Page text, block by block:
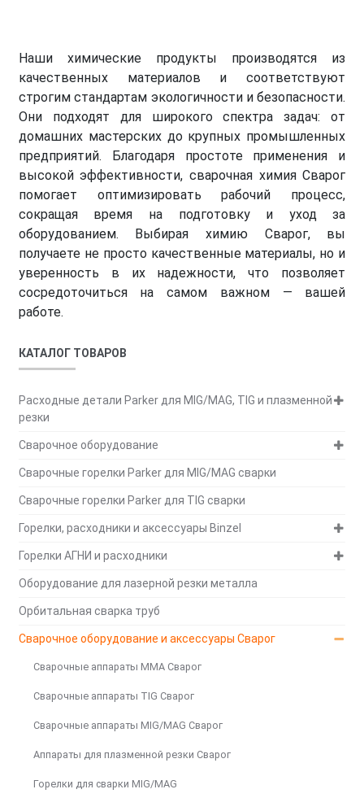
Наши химические продукты производятся из
качественных материалов и соответствуют
строгим стандартам экологичности и безопасности.
Они подходят для широкого спектра задач: от
домашних мастерских до крупных промышленных
предприятий. Благодаря простоте применения и
высокой эффективности, сварочная химия Сварог
помогает оптимизировать рабочий процесс,
сокращая время на подготовку и уход за
оборудованием. Выбирая химию Сварог, вы
получаете не просто качественные материалы, но и
уверенность в их надежности, что позволяет
сосредоточиться на самом важном — вашей
работе.
КАТАЛОГ ТОВАРОВ
Расходные детали Parker для MIG/MAG, TIG и плазменной
резки
Сварочное оборудование
Сварочные горелки Parker для MIG/MAG сварки
Сварочные горелки Parker для TIG сварки
Горелки, расходники и аксессуары Binzel
Горелки АГНИ и расходники
Оборудование для лазерной резки металла
Орбитальная сварка труб
Сварочное оборудование и аксессуары Сварог
Сварочные аппараты MMA Сварог
Сварочные аппараты TIG Сварог
Сварочные аппараты MIG/MAG Сварог
Аппараты для плазменной резки Сварог
Горелки для сварки MIG/MAG